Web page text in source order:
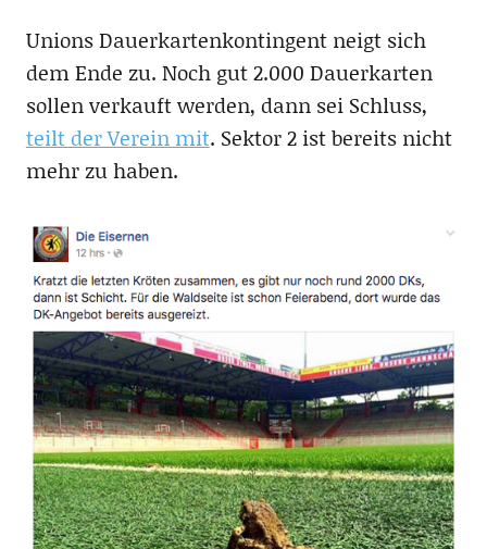
Unions Dauerkartenkontingent neigt sich
dem Ende zu. Noch gut 2.000 Dauerkarten
sollen verkauft werden, dann sei Schluss,
teilt der Verein mit. Sektor 2 ist bereits nicht
mehr zu haben.